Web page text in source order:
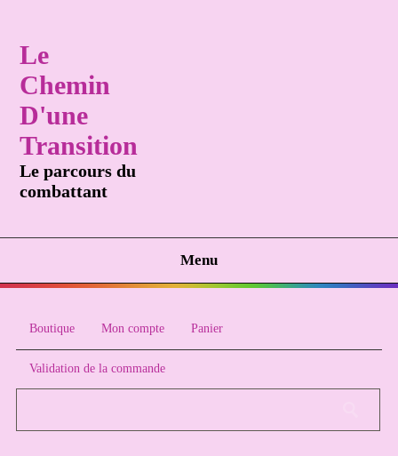
Le
Chemin
D'une
Transition
Le parcours du
combattant
Menu
Boutique Mon compte Panier
Validation de la commande